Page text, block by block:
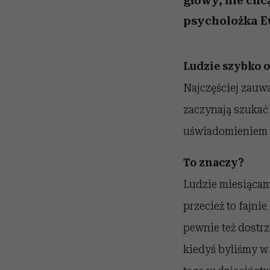
psycholożka
Ludzie szybko
Najczęściej
zaczynają
To znaczy?
Ludzie
przecież to
pewnie też
kiedyś byliśmy w